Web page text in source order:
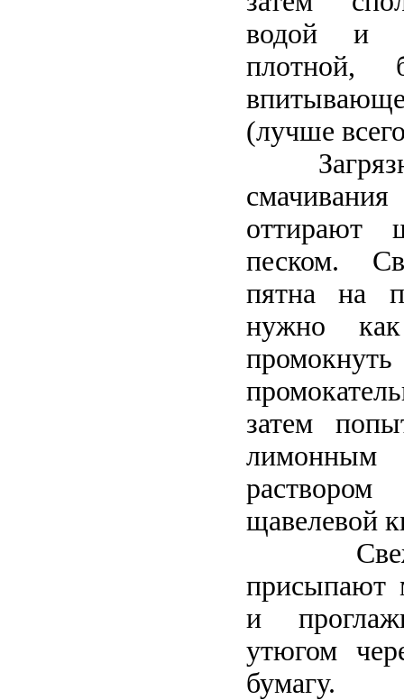
водой и
плотной,
(лучше
оттирают
песком.
пятна на
нужно
затем
щавелевой
Свежее
присыпают
и
утюгом
бумагу.